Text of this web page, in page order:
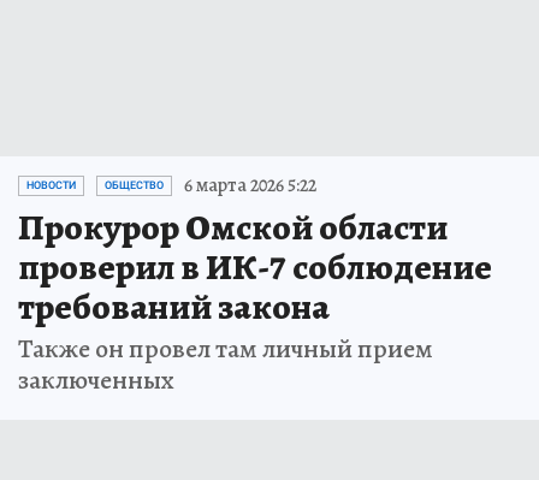
НОВОСТИ ОБЩЕСТВО 6 марта 2026 5:22
Прокурор Омской области
проверил в ИК-7 соблюдение
требований закона
Также он провел там личный прием
заключенных